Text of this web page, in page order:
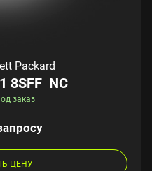
Packard
8SFF NC
заказ
ЦЕНУ